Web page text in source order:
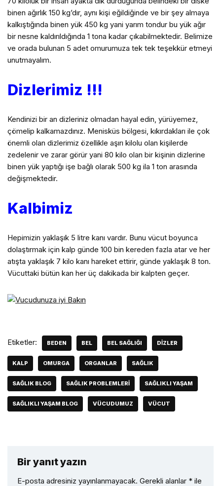
binen ağırlık 150 kg’dır, aynı kişi eğildiğinde ve bir şey almaya
kalkıştığında binen yük 450 kg yani yarım tondur bu yük ağır
bir nesne kaldırıldığında 1 tona kadar çıkabilmektedir. Belimize
ve orada bulunan 5 adet omurumuza tek tek teşekkür etmeyi
unutmayalım.
Dizlerimiz !!!
Kendinizi bir an dizleriniz olmadan hayal edin, yürüyemez,
çömelip kalkamazdınız. Menisküs bölgesi, kıkırdakları ile çok
önemli olan dizlerimiz özellikle aşırı kilolu olan kişilerde
zedelenir ve zarar görür yani 80 kilo olan bir kişinin dizlerine
binen yük yaptığı işe bağlı olarak 500 kg ila 1 ton arasında
değişmektedir.
Kalbimiz
Hepimizin yaklaşık 5 litre kanı vardır. Bunu vücut boyunca
dolaştırmak için kalp günde 100 bin kereden fazla atar ve her
atışta yaklaşık 7 kilo kanı hareket ettirir, günde yaklaşık 8 ton.
Vücuttaki bütün kan her üç dakikada bir kalpten geçer.
Etiketler: BEDEN BEL BEL SAĞLIĞI DIZLER
KALP OMURGA ORGANLAR SAĞLIK
SAĞLIK BLOG SAĞLIK PROBLEMLERI SAĞLIKLI YAŞAM
SAĞLIKLI YAŞAM BLOG VÜCUDUMUZ VÜCUT
Bir yanıt yazın
E-posta adresiniz yayınlanmayacak. Gerekli alanlar * ile